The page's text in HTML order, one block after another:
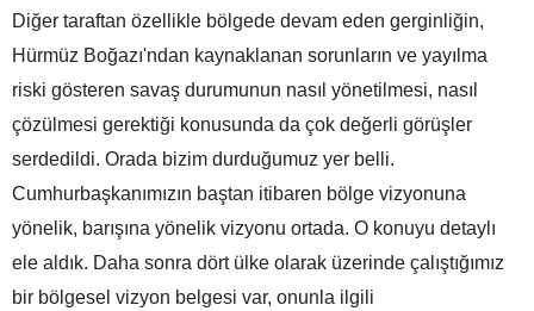
Diğer taraftan özellikle bölgede devam eden gerginliğin,
Hürmüz Boğazı'ndan kaynaklanan sorunların ve yayılma
riski gösteren savaş durumunun nasıl yönetilmesi, nasıl
çözülmesi gerektiği konusunda da çok değerli görüşler
serdedildi. Orada bizim durduğumuz yer belli.
Cumhurbaşkanımızın baştan itibaren bölge vizyonuna
yönelik, barışına yönelik vizyonu ortada. O konuyu detaylı
ele aldık. Daha sonra dört ülke olarak üzerinde çalıştığımız
bir bölgesel vizyon belgesi var, onunla ilgili